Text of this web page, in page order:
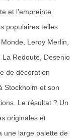
et l’empreinte
populaires telles
Leroy Merlin,
La Redoute, Desenio
de décoration
Stockholm et son
Le résultat ? Un
originales et
une large palette de